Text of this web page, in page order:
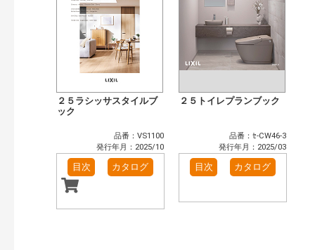
２５ラシッサスタイルブ
ック
品番：VS1100
発行年月：2025/10
目次 カタログ
２５トイレプランブック
品番：ｾ-CW46-3
発行年月：2025/03
目次 カタログ